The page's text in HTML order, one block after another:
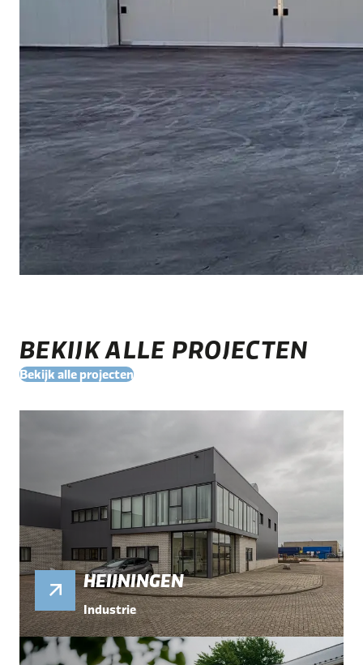
BEKIJK ALLE PROJECTEN
Bekijk alle projecten
HEIJNINGEN
Industrie